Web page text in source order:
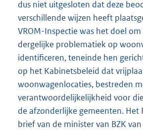
dus niet uitgesloten dat deze
verschillende wijzen heeft
VROM-Inspectie was het doel
dergelijke problematiek op
identificeren, teneinde hen
op het Kabinetsbeleid dat
woonwagenlocaties, bestreden
verantwoordelijkelijkheid voor
de afzonderlijke gemeenten. Het
brief van de minister van BZK